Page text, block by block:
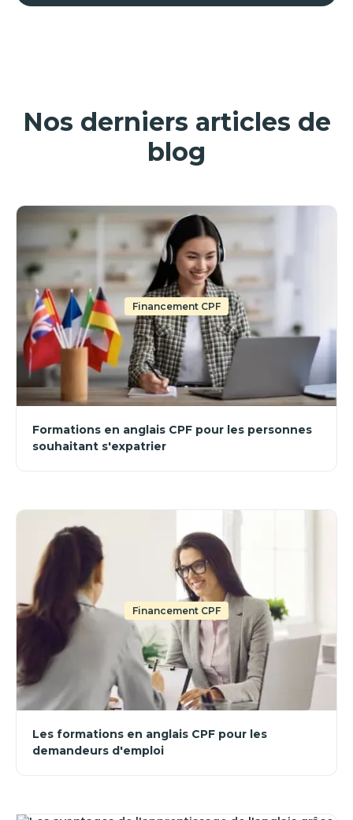
Nos derniers articles de
blog
Financement CPF
Formations en anglais CPF pour les personnes
souhaitant s'expatrier
Financement CPF
Les formations en anglais CPF pour les
demandeurs d'emploi